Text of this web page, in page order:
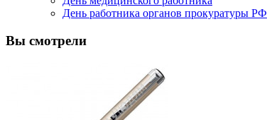
День работника органов прокуратуры РФ
Вы смотрели